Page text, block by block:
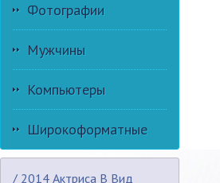
Фотографии
Мужчины
Компьютеры
Широкоформатные
/ 2014 Актриса В Вид